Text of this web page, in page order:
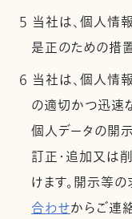
5 当社は、個人情
是正のための措
6 当社は、個人情
の適切かつ迅速
個人データの開
訂正・追加又は
けます。開示等
合わせからご連